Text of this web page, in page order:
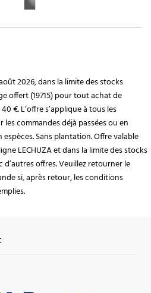
2026, dans la limite des stocks
offert (19715) pour tout achat de
€. L’offre s’applique à tous les
commandes déjà passées ou en
Sans plantation. Offre valable
LECHUZA et dans la limite des stocks
offres. Veuillez retourner le
si, après retour, les conditions